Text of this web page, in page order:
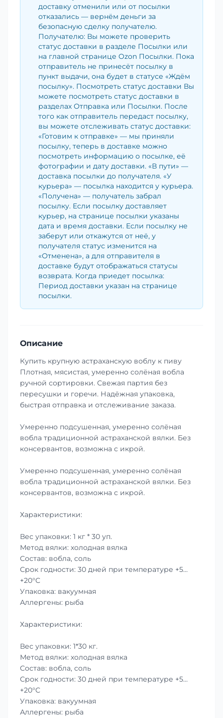
доставку отменили или от посылки
отказались — вернём деньги за
безопасную сделку получателю.
Получателю: Вы можете проверить
статус доставки в разделе Посылки или
на главной странице Ozon Посылки. Пока
отправитель не принесёт посылку в
пункт выдачи, она будет в статусе «Ждём
посылку». Посмотреть статус доставки Вы
можете посмотреть статус доставки в
разделах Отправка или Посылки. После
того как отправитель передаст посылку,
вы можете отслеживать статус доставки:
«Готовим к отправке» — мы приняли
посылку, теперь в доставке можно
посмотреть информацию о посылке, её
фотографии и дату доставки. «В пути» —
доставка посылки до получателя. «У
курьера» — посылка находится у курьера.
«Получена» — получатель забрал
посылку. Если посылку доставляет
курьер, на странице посылки указаны
дата и время доставки. Если посылку не
заберут или откажутся от неё, у
получателя статус изменится на
«Отменена», а для отправителя в
доставке будут отображаться статусы
возврата. Когда приедет посылка:
Период доставки указан на странице
посылки.
Описание
Купить крупную астраханскую воблу к пиву
Плотная, мясистая, умеренно солёная вобла
ручной сортировки. Свежая партия без
пересушки и горечи. Надёжная упаковка,
быстрая отправка и отслеживание заказа.
Умеренно подсушенная, умеренно солёная
вобла традиционной астраханской вялки. Без
консервантов, возможна с икрой.
Умеренно подсушенная, умеренно солёная
вобла традиционной астраханской вялки. Без
консервантов, возможна с икрой.
Характеристики:
Вес упаковки: 1 кг * 30 уп.
Метод вялки: холодная вялка
Состав: вобла, соль
Срок годности: 30 дней при температуре +5…
+20°C
Упаковка: вакуумная
Аллергены: рыба
Характеристики:
Вес упаковки: 1*30 кг.
Метод вялки: холодная вялка
Состав: вобла, соль
Срок годности: 30 дней при температуре +5…
+20°C
Упаковка: вакуумная
Аллергены: рыба